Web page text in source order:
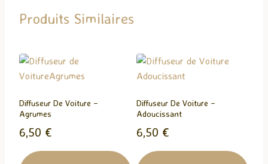
e
n
t
Produits Similaires
Diffuseur De Voiture –
Agrumes
6,50 €
Diffuseur De Voiture –
Adoucissant
6,50 €